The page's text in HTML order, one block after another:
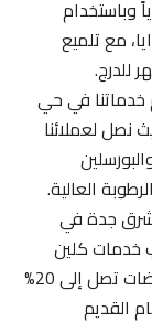
مع تلميع
في حي
لعملائنا
العالية.
جدة في
كلين
هوم سيرفس، حيث نوفر عروضاً حصرية وتخفيضات تصل إلى 20%